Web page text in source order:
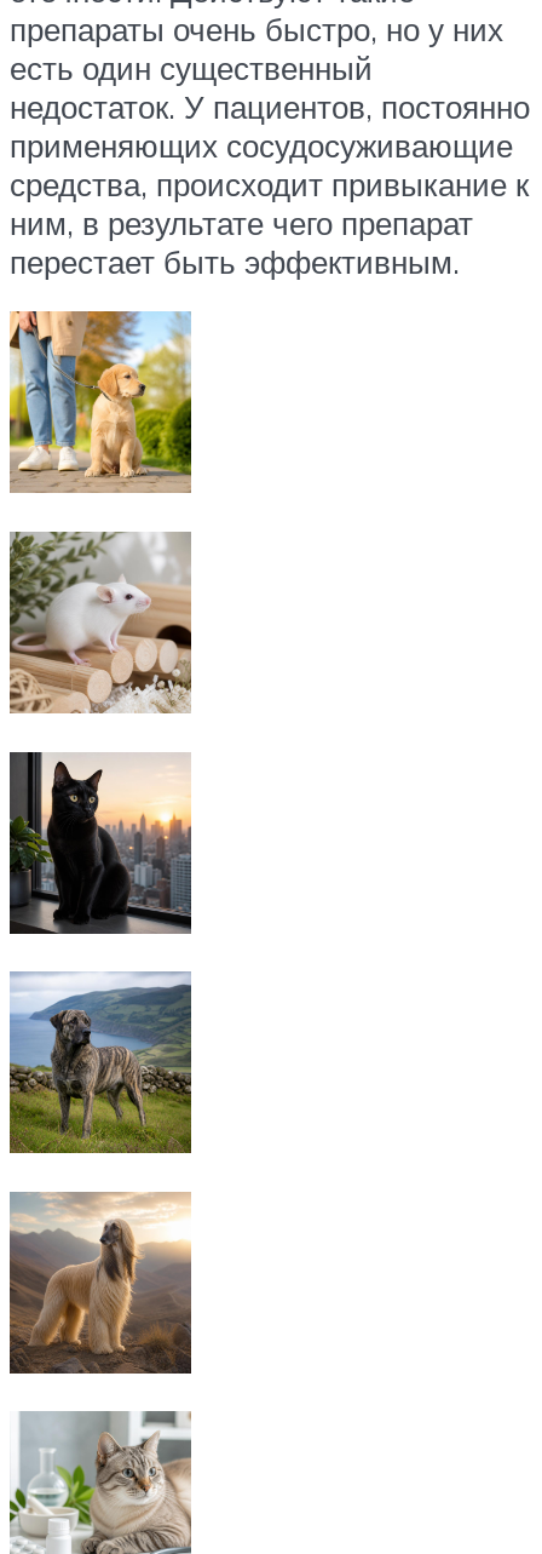
препараты очень быстро, но у них
есть один существенный
недостаток. У пациентов, постоянно
применяющих сосудосуживающие
средства, происходит привыкание к
ним, в результате чего препарат
перестает быть эффективным.